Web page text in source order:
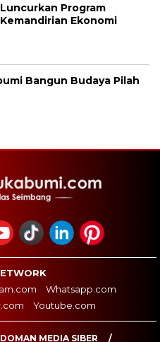
Program
Ekonomi
Bangun Budaya Pilah
Whatsapp.com
Youtube.com
MEDIA SIBER